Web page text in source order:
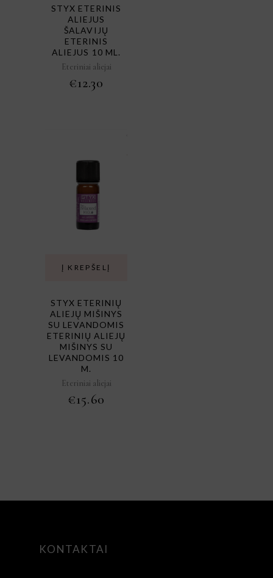
STYX ETERINIS
ALIEJUS
ŠALAVIJŲ
ETERINIS
ALIEJUS 10 ML.
Eteriniai aliejai
€12.30
Į KREPŠELĮ
STYX ETERINIŲ
ALIEJŲ MIŠINYS
SU LEVANDOMIS
ETERINIŲ ALIEJŲ
MIŠINYS SU
LEVANDOMIS 10
M.
Eteriniai aliejai
€15.60
KONTAKTAI